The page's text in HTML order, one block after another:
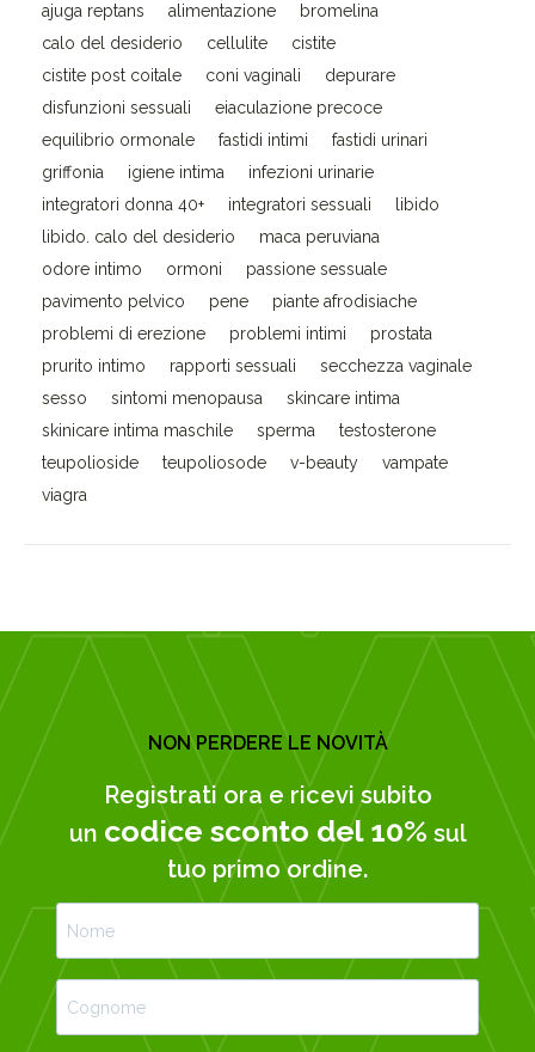
ajuga reptans alimentazione
bromelina
calo del desiderio
cellulite
cistite
cistite post coitale
coni vaginali
depurare
disfunzioni sessuali
eiaculazione precoce
equilibrio ormonale
fastidi intimi
fastidi urinari
griffonia
igiene intima
infezioni urinarie
integratori donna 40+
integratori sessuali
libido
libido. calo del desiderio
maca peruviana
odore intimo
ormoni
passione sessuale
pavimento pelvico
pene
piante afrodisiache
problemi di erezione
problemi intimi
prostata
prurito intimo
rapporti sessuali
secchezza vaginale
sesso
sintomi menopausa
skincare intima
skinicare intima maschile
sperma
testosterone
teupolioside
teupoliosode v-beauty
vampate
viagra
NON PERDERE LE NOVITÀ
Registrati ora e ricevi subito
un codice sconto del 10% sul
tuo primo ordine.